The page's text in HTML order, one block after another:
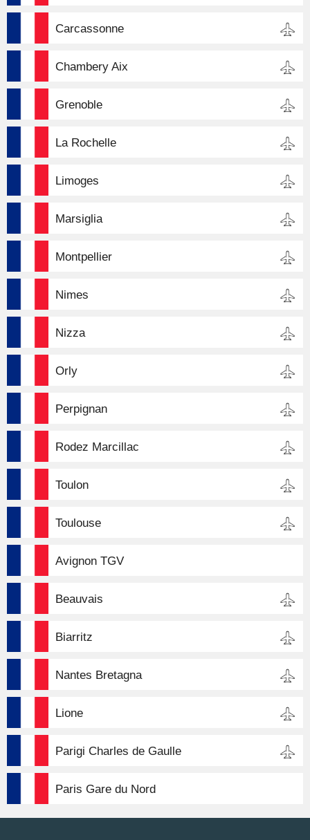
Carcassonne
Chambery Aix
Grenoble
La Rochelle
Limoges
Marsiglia
Montpellier
Nimes
Nizza
Orly
Perpignan
Rodez Marcillac
Toulon
Toulouse
Avignon TGV
Beauvais
Biarritz
Nantes Bretagna
Lione
Parigi Charles de Gaulle
Paris Gare du Nord